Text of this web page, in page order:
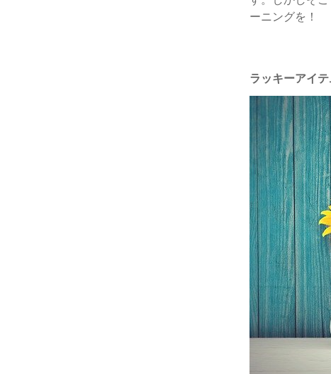
ーニングを！
ラッキーアイ